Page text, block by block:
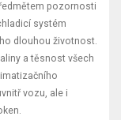
pozornosti
systém
dlouhou životnost.
a těsnost všech
vozu, ale i